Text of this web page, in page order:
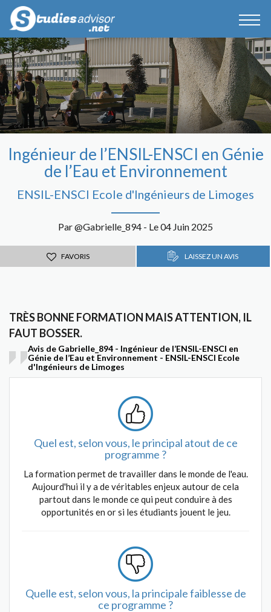
Ingénieur de l’ENSIL-ENSCI en Génie
de l’Eau et Environnement
ENSIL-ENSCI Ecole d'Ingénieurs de Limoges
Par @Gabrielle_894 - Le 04 Juin 2025
FAVORIS LAISSEZ UN AVIS
TRÈS BONNE FORMATION MAIS ATTENTION, IL
FAUT BOSSER.
Avis de Gabrielle_894 - Ingénieur de l’ENSIL-ENSCI en
Génie de l’Eau et Environnement - ENSIL-ENSCI Ecole
d'Ingénieurs de Limoges
Quel est, selon vous, le principal atout de ce
programme ?
La formation permet de travailler dans le monde de l'eau.
Aujourd'hui il y a de véritables enjeux autour de cela
partout dans le monde ce qui peut conduire à des
opportunités en or si les étudiants jouent le jeu.
Quelle est, selon vous, la principale faiblesse de
ce programme ?